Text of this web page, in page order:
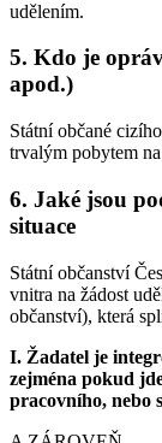
udělením.
5. Kdo je
apod.)
Státní občané
trvalým pobytem
6. Jaké jsou
situace
Státní občanství
vnitra na žádost
občanství), která
I. Žadatel je
zejména pokud
pracovního, nebo